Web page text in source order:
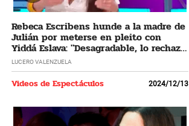
Rebeca Escribens hunde a la madre de
Julián por meterse en pleito con
Yiddá Eslava: "Desagradable, lo rechazo
profundamente"
LUCERO VALENZUELA
Videos de Espectáculos 2024/12/13